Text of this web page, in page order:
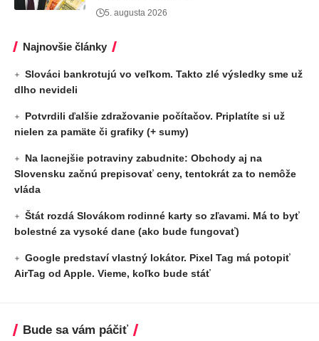
5. augusta 2026
Najnovšie články
Slováci bankrotujú vo veľkom. Takto zlé výsledky sme už
dlho nevideli
Potvrdili ďalšie zdražovanie počítačov. Priplatíte si už
nielen za pamäte či grafiky (+ sumy)
Na lacnejšie potraviny zabudnite: Obchody aj na
Slovensku začnú prepisovať ceny, tentokrát za to nemôže
vláda
Štát rozdá Slovákom rodinné karty so zľavami. Má to byť
bolestné za vysoké dane (ako bude fungovať)
Google predstaví vlastný lokátor. Pixel Tag má potopiť
AirTag od Apple. Vieme, koľko bude stáť
Bude sa vám páčiť